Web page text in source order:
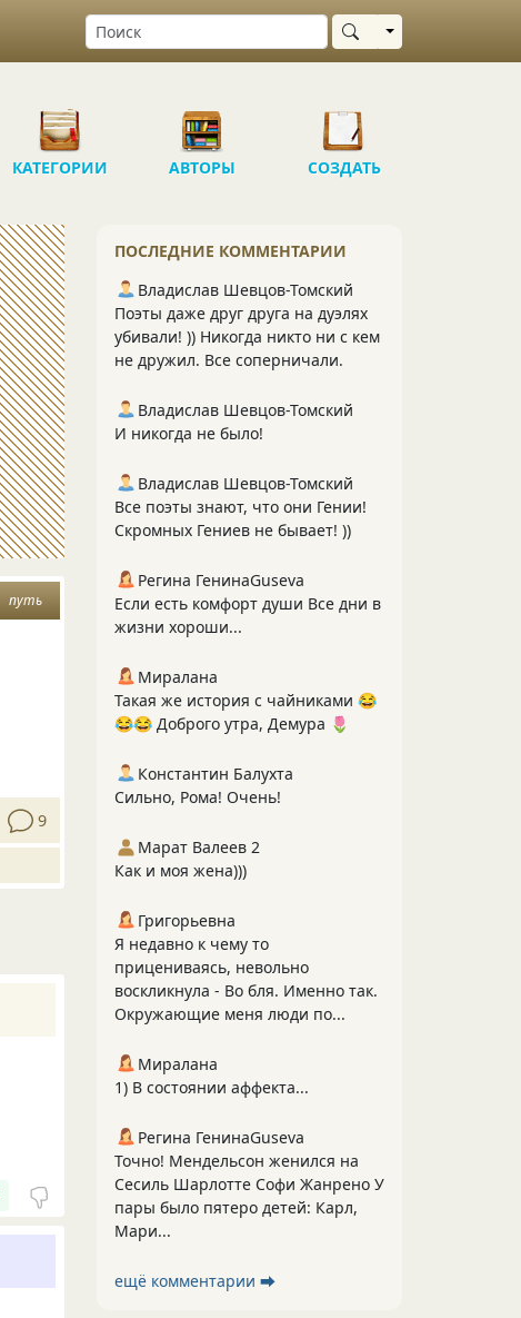
Выбрать область
КАТЕГОРИИ АВТОРЫ СОЗДАТЬ
путь
9
ПОСЛЕДНИЕ КОММЕНТАРИИ
Владислав Шевцов-Томский
Поэты даже друг друга на дуэлях
убивали! )) Никогда никто ни с кем
не дружил. Все соперничали.
Владислав Шевцов-Томский
И никогда не было!
Владислав Шевцов-Томский
Все поэты знают, что они Гении!
Скромных Гениев не бывает! ))
Регина ГенинаGuseva
Если есть комфорт души Все дни в
жизни хороши...
Миралана
Такая же история с чайниками 😂
😂😂 Доброго утра, Демура 🌷
Константин Балухта
Сильно, Рома! Очень!
Марат Валеев 2
Как и моя жена)))
Григорьевна
Я недавно к чему то
прицениваясь, невольно
воскликнула - Во бля. Именно так.
Окружающие меня люди по...
Миралана
1) В состоянии аффекта...
Регина ГенинаGuseva
Точно! Мендельсон женился на
Сесиль Шарлотте Софи Жанрено У
пары было пятеро детей: Карл,
Мари...
ещё комментарии ⮕